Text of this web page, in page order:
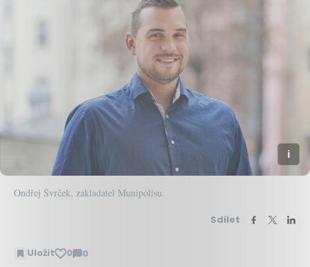
Ondřej Švrček, zakladatel Munipolisu
Sdílet
Uložit 0 0
Zobrazit